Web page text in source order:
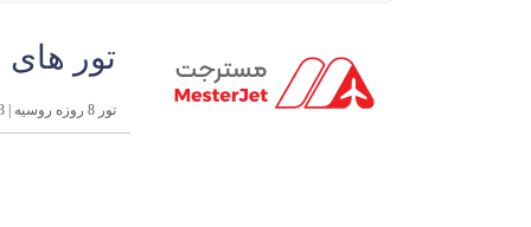
تور های
تور 8 روزه روسیه | 13 شهریور 1404